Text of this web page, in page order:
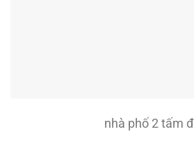
nhà phố 2 tấm